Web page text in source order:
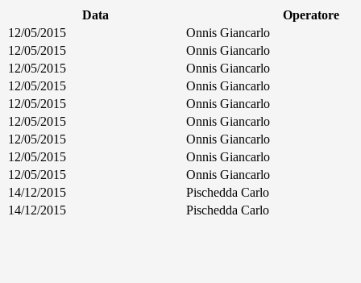
Data
Operatore
12/05/2015
Onnis Giancarlo
12/05/2015
Onnis Giancarlo
12/05/2015
Onnis Giancarlo
12/05/2015
Onnis Giancarlo
12/05/2015
Onnis Giancarlo
12/05/2015
Onnis Giancarlo
12/05/2015
Onnis Giancarlo
12/05/2015
Onnis Giancarlo
12/05/2015
Onnis Giancarlo
14/12/2015
Pischedda Carlo
14/12/2015
Pischedda Carlo